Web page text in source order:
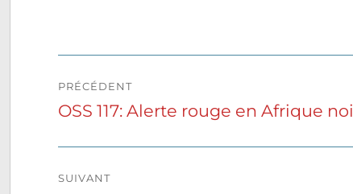
de
PRÉCÉDENT
Publication
OSS 117: Alerte rouge en Afrique
SUIVANT